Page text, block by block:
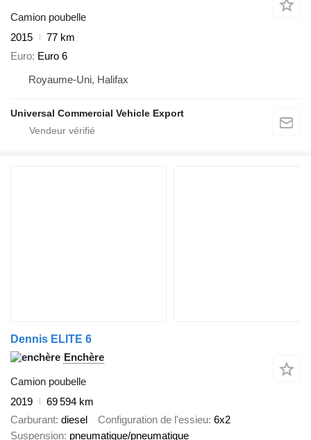
Camion poubelle
2015
77 km
Euro Euro 6
Royaume-Uni, Halifax
Universal Commercial Vehicle Export
Dennis ELITE 6
Enchère
Camion poubelle
2019
69 594 km
Carburant diesel Configuration de l'essieu 6x2
Suspension pneumatique/pneumatique